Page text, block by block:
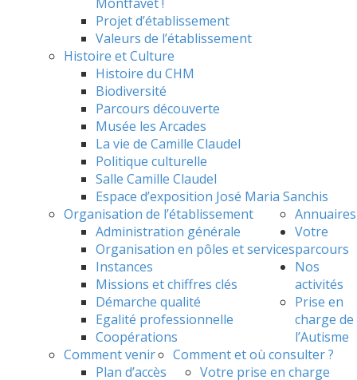
Projet d’établissement
Valeurs de l’établissement
Histoire et Culture
Histoire du CHM
Biodiversité
Parcours découverte
Musée les Arcades
La vie de Camille Claudel
Politique culturelle
Salle Camille Claudel
Espace d’exposition José Maria Sanchis
Organisation de l’établissement
Administration générale
Organisation en pôles et services
Instances
Missions et chiffres clés
Démarche qualité
Egalité professionnelle
Coopérations
Annuaires
Comment venir
Plan d’accès
Votre
parcours
Comment et où consulter ?
Votre prise en charge
Nos
activités
Prise en
charge de
l’Autisme